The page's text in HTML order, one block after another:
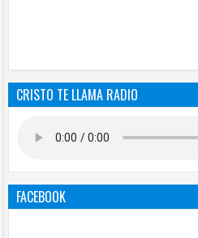
CRISTO TE LLAMA RADIO
FACEBOOK